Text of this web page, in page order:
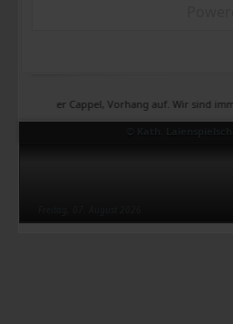
Theater Cappel, Vorhang auf. Wir sind
© Kath.